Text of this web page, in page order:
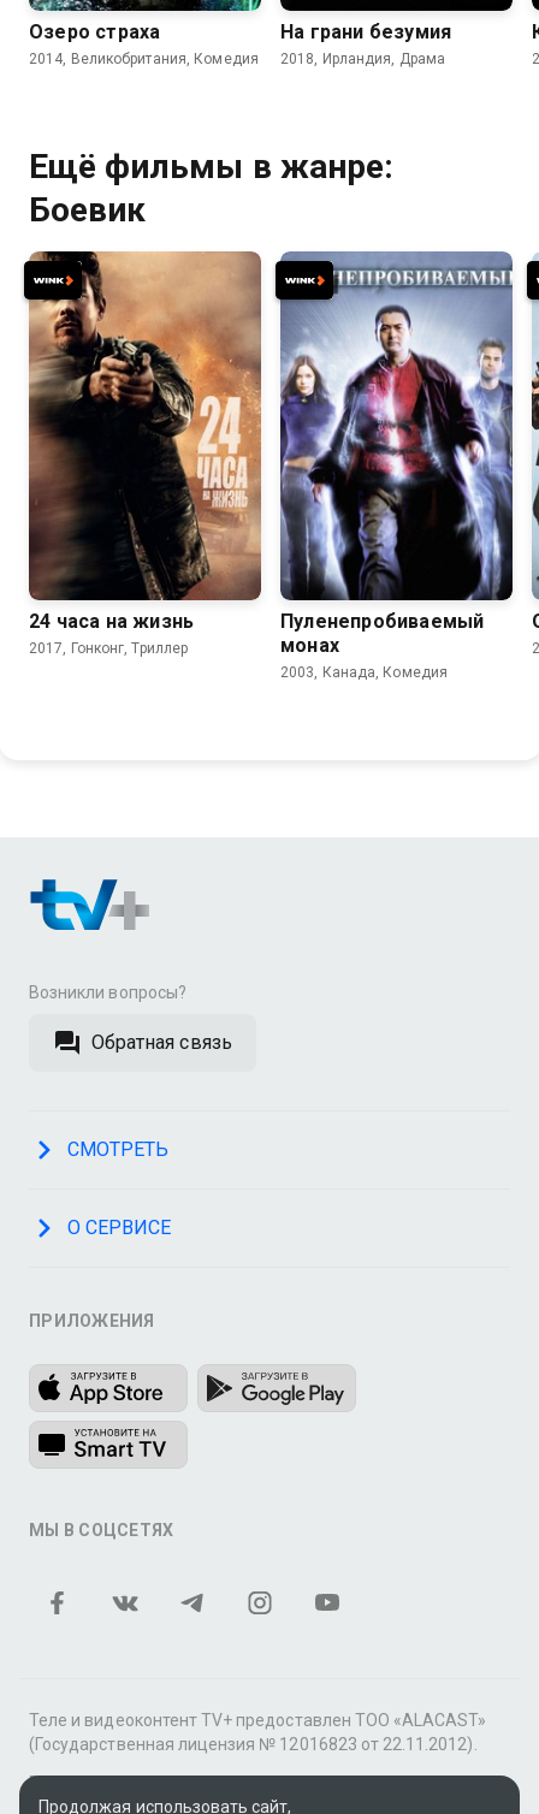
Озеро страха
2014, Великобритания, Комедия
На грани безумия
2018, Ирландия, Драма
Ещё фильмы в жанре:
Боевик
24 часа на жизнь
2017, Гонконг, Триллер
6.7 5.5
Пуленепробиваемый
монах
2003, Канада, Комедия
Возникли вопросы?
Обратная связь
СМОТРЕТЬ
О СЕРВИСЕ
ПРИЛОЖЕНИЯ
МЫ В СОЦСЕТЯХ
Теле и видеоконтент TV+ предоставлен ТОО «ALACAST»
(Государственная лицензия № 12016823 от 22.11.2012).
В рамках услуги «Видео по подписке» для «Пакета
фильмов и сериалов tv+» контент предоставляется
Продолжая использовать сайт,